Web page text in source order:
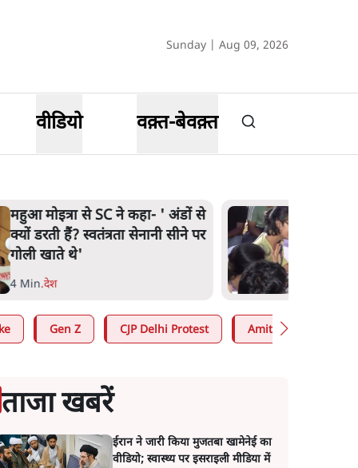
Sunday | Aug 09, 2026
वीडियो वक़्त-बेवक़्त
झारखंड में छात्र नेताओं और सरकार
की बातचीत बेनतीजा, आंदोलन जारी
5 Min.देश
Gen Z CJP Delhi Protest Amit Shah
ताजा खबरें
ईरान ने जारी किया मुजतबा खामेनेई का
वीडियो; स्वास्थ्य पर इसराइली मीडिया में